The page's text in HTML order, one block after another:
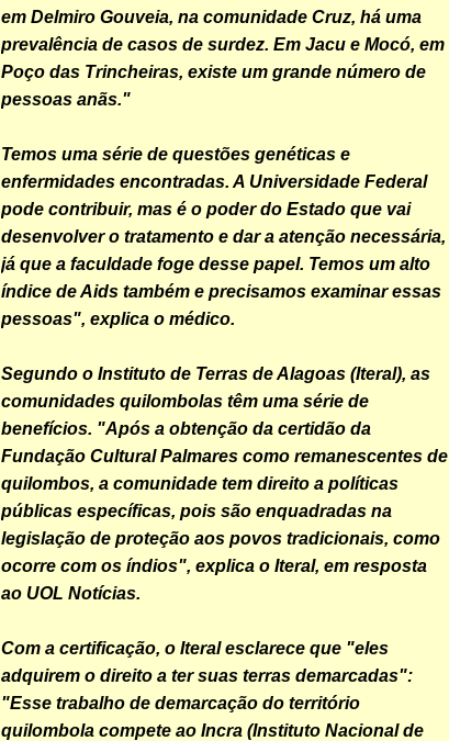
em Delmiro Gouveia, na comunidade Cruz, há uma
prevalência de casos de surdez. Em Jacu e Mocó, em
Poço das Trincheiras, existe um grande número de
pessoas anãs."
Temos uma série de questões genéticas e
enfermidades encontradas. A Universidade Federal
pode contribuir, mas é o poder do Estado que vai
desenvolver o tratamento e dar a atenção necessária,
já que a faculdade foge desse papel. Temos um alto
índice de Aids também e precisamos examinar essas
pessoas", explica o médico.
Segundo o Instituto de Terras de Alagoas (Iteral), as
comunidades quilombolas têm uma série de
benefícios. "Após a obtenção da certidão da
Fundação Cultural Palmares como remanescentes de
quilombos, a comunidade tem direito a políticas
públicas específicas, pois são enquadradas na
legislação de proteção aos povos tradicionais, como
ocorre com os índios", explica o Iteral, em resposta
ao UOL Notícias.
Com a certificação, o Iteral esclarece que "eles
adquirem o direito a ter suas terras demarcadas":
"Esse trabalho de demarcação do território
quilombola compete ao Incra (Instituto Nacional de